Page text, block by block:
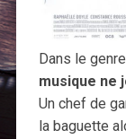
Dans le
musique ne
Un chef de
la baguette